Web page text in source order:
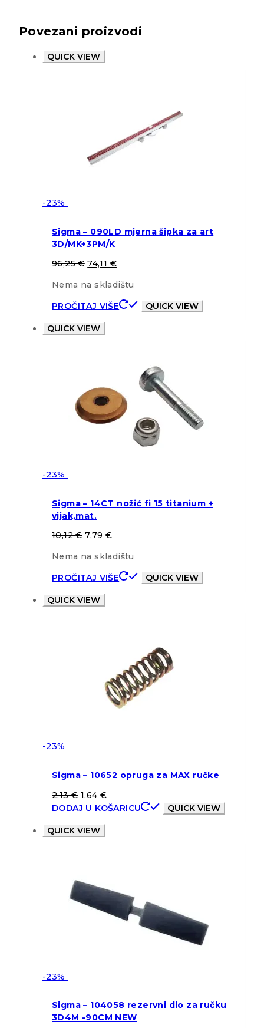
Povezani proizvodi
QUICK VIEW
-23%
Sigma – 090LD mjerna šipka za art
3D/MK+3PM/K
96,25€ 74,11 €
Nema na skladištu
PROČITAJ VIŠE
QUICK VIEW
QUICK VIEW
-23%
Sigma – 14CT nožić fi 15 titanium +
vijak,mat.
10,12€ 7,79€
Nema na skladištu
PROČITAJ VIŠE
QUICK VIEW
QUICK VIEW
-23%
Sigma – 10652 opruga za MAX ručke
2,13€ 1,64 €
DODAJ U KOŠARICU
QUICK VIEW
QUICK VIEW
-23%
Sigma – 104058 rezervni dio za ručku
3D4M -90CM NEW